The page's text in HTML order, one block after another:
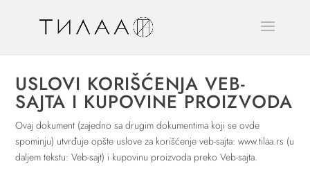
USLOVI KORIŠĆENJA VEB-
SAJTA I KUPOVINE PROIZVODA
Ovaj dokument (zajedno sa drugim dokumentima koji se ovde
spominju) utvrđuje opšte uslove za korišćenje veb-sajta: www.tilaa.rs (u
daljem tekstu: Veb-sajt) i kupovinu proizvoda preko Veb-sajta.